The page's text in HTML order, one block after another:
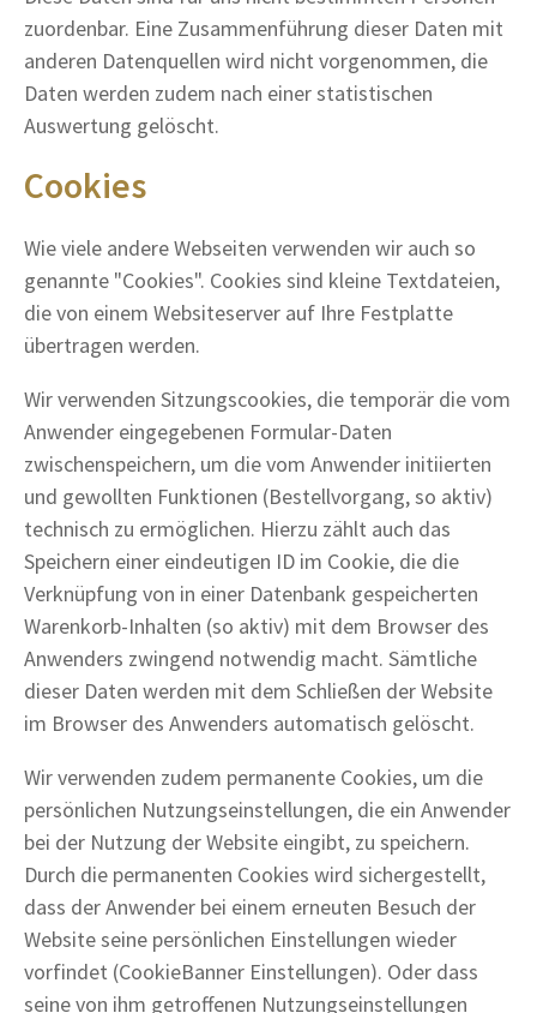
zuordenbar. Eine Zusammenführung dieser Daten mit
anderen Datenquellen wird nicht vorgenommen, die
Daten werden zudem nach einer statistischen
Auswertung gelöscht.
Cookies
Wie viele andere Webseiten verwenden wir auch so
genannte "Cookies". Cookies sind kleine Textdateien,
die von einem Websiteserver auf Ihre Festplatte
übertragen werden.
Wir verwenden Sitzungscookies, die temporär die vom
Anwender eingegebenen Formular-Daten
zwischenspeichern, um die vom Anwender initiierten
und gewollten Funktionen (Bestellvorgang, so aktiv)
technisch zu ermöglichen. Hierzu zählt auch das
Speichern einer eindeutigen ID im Cookie, die die
Verknüpfung von in einer Datenbank gespeicherten
Warenkorb-Inhalten (so aktiv) mit dem Browser des
Anwenders zwingend notwendig macht. Sämtliche
dieser Daten werden mit dem Schließen der Website
im Browser des Anwenders automatisch gelöscht.
Wir verwenden zudem permanente Cookies, um die
persönlichen Nutzungseinstellungen, die ein Anwender
bei der Nutzung der Website eingibt, zu speichern.
Durch die permanenten Cookies wird sichergestellt,
dass der Anwender bei einem erneuten Besuch der
Website seine persönlichen Einstellungen wieder
vorfindet (CookieBanner Einstellungen). Oder dass
seine von ihm getroffenen Nutzungseinstellungen